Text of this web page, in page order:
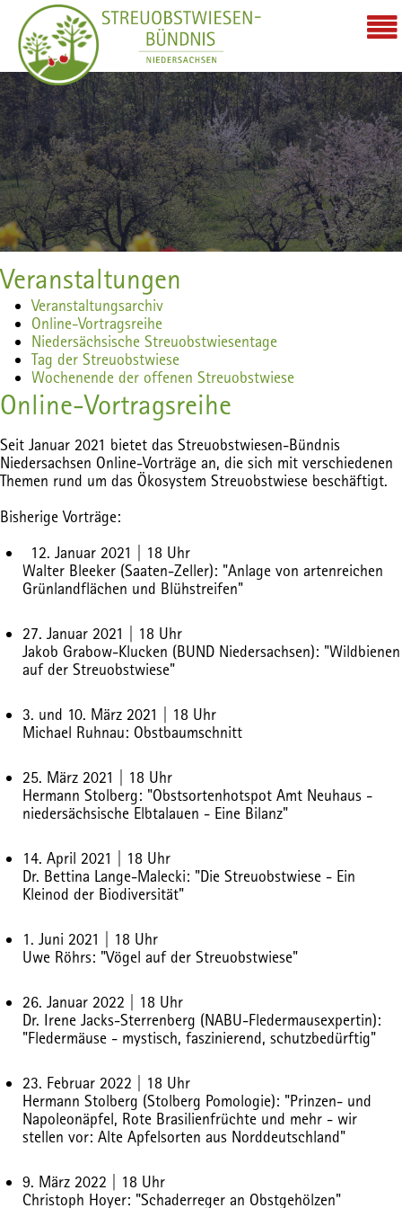
Veranstaltungen
Veranstaltungsarchiv
Online-Vortragsreihe
Niedersächsische Streuobstwiesentage
Tag der Streuobstwiese
Wochenende der offenen Streuobstwiese
Online-Vortragsreihe
Seit Januar 2021 bietet das Streuobstwiesen-Bündnis
Niedersachsen Online-Vorträge an, die sich mit verschiedenen
Themen rund um das Ökosystem Streuobstwiese beschäftigt.
Bisherige Vorträge:
12. Januar 2021 | 18 Uhr
Walter Bleeker (Saaten-Zeller): "Anlage von artenreichen
Grünlandflächen und Blühstreifen"
27. Januar 2021 | 18 Uhr
Jakob Grabow-Klucken (BUND Niedersachsen): "Wildbienen
auf der Streuobstwiese"
3. und 10. März 2021 | 18 Uhr
Michael Ruhnau: Obstbaumschnitt
25. März 2021 | 18 Uhr
Hermann Stolberg: "Obstsortenhotspot Amt Neuhaus -
niedersächsische Elbtalauen - Eine Bilanz"
14. April 2021 | 18 Uhr
Dr. Bettina Lange-Malecki: "Die Streuobstwiese - Ein
Kleinod der Biodiversität"
1. Juni 2021 | 18 Uhr
Uwe Röhrs: "Vögel auf der Streuobstwiese"
26. Januar 2022 | 18 Uhr
Dr. Irene Jacks-Sterrenberg (NABU-Fledermausexpertin):
"Fledermäuse - mystisch, faszinierend, schutzbedürftig"
23. Februar 2022 | 18 Uhr
Hermann Stolberg (Stolberg Pomologie): "Prinzen- und
Napoleonäpfel, Rote Brasilienfrüchte und mehr - wir
stellen vor: Alte Apfelsorten aus Norddeutschland"
9. März 2022 | 18 Uhr
Christoph Hoyer: "Schaderreger an Obstgehölzen"